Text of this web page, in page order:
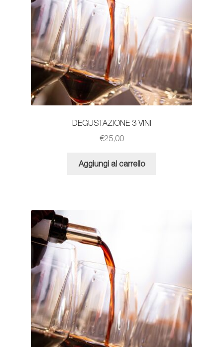
DEGUSTAZIONE 3 VINI
€25,00
Aggiungi al carrello